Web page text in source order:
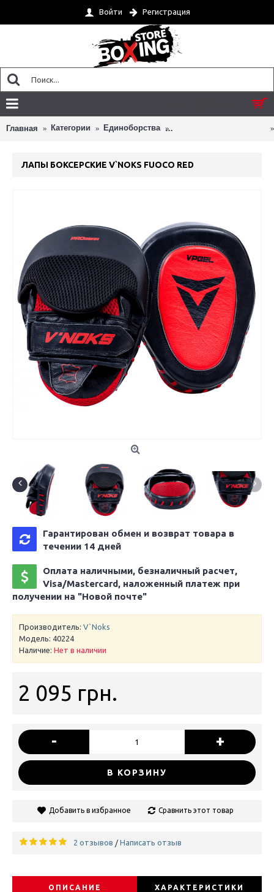
Войти Регистрация
Главная Категории Единоборства
ЛАПЫ БОКСЕРСКИЕ V`NOKS FUOCO RED
Гарантирован обмен и возврат товара в
течении 14 дней
Оплата наличными, безналичный расчет,
Visa/Mastercard, наложенный платеж при
получении на "Новой почте"
Производитель: V`Noks
Модель: 40224
Наличие: Нет в наличии
2 095 грн.
- +
В КОРЗИНУ
Добавить в избранное Сравнить этот товар
2 отзывов / Написать отзыв
ОПИСАНИЕ ХАРАКТЕРИСТИКИ